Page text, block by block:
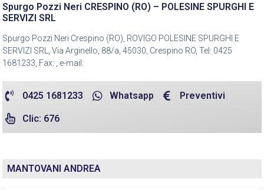
Spurgo Pozzi Neri CRESPINO (RO) – POLESINE SPURGHI E
SERVIZI SRL
Spurgo Pozzi Neri Crespino (RO), ROVIGO POLESINE SPURGHI E
SERVIZI SRL, Via Arginello, 88/a, 45030, Crespino RO, Tel: 0425
1681233, Fax: , e-mail:
0425 1681233 Whatsapp Preventivi
Clic: 676
MANTOVANI ANDREA